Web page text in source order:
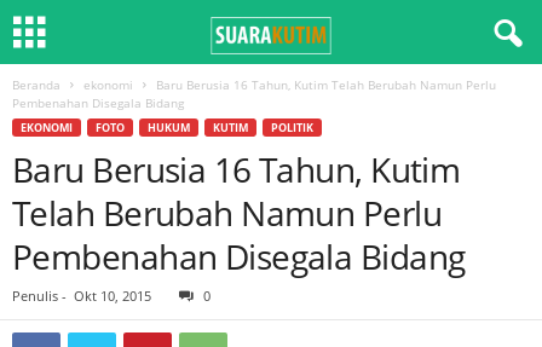
Beranda ekonomi
Baru Berusia 16 Tahun, Kutim Telah Berubah Namun Perlu
Pembenahan Disegala Bidang
EKONOMI FOTO HUKUM KUTIM POLITIK
Baru Berusia 16 Tahun, Kutim
Telah Berubah Namun Perlu
Pembenahan Disegala Bidang
Penulis - Okt 10, 2015 0